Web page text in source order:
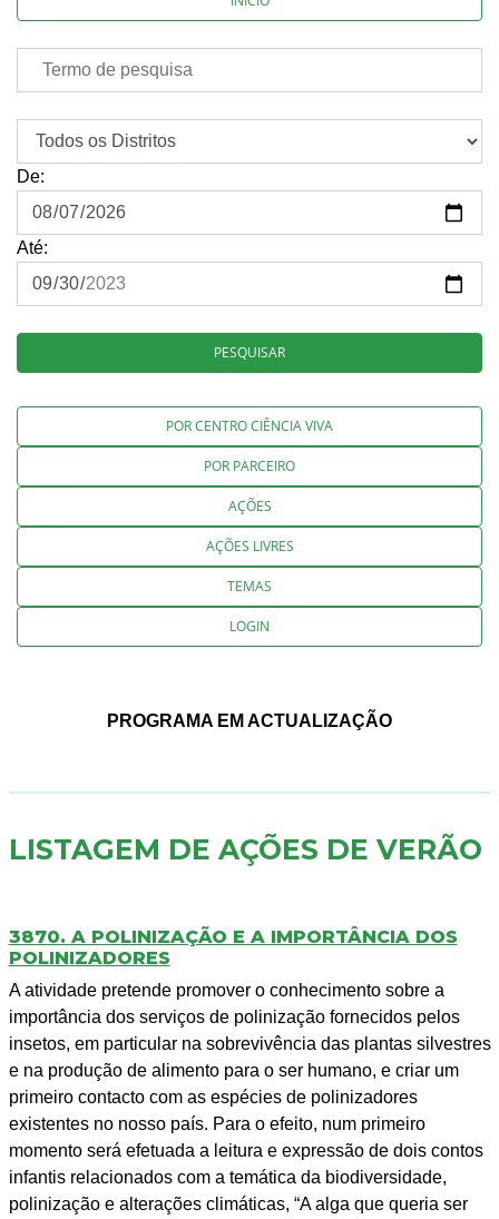
De:
Até:
PESQUISAR
POR CENTRO CIÊNCIA VIVA
POR PARCEIRO
AÇÕES
AÇÕES LIVRES
TEMAS
LOGIN
PROGRAMA EM ACTUALIZAÇÃO
LISTAGEM DE AÇÕES DE VERÃO
3870. A POLINIZAÇÃO E A IMPORTÂNCIA DOS
POLINIZADORES
A atividade pretende promover o conhecimento sobre a
importância dos serviços de polinização fornecidos pelos
insetos, em particular na sobrevivência das plantas silvestres
e na produção de alimento para o ser humano, e criar um
primeiro contacto com as espécies de polinizadores
existentes no nosso país. Para o efeito, num primeiro
momento será efetuada a leitura e expressão de dois contos
infantis relacionados com a temática da biodiversidade,
polinização e alterações climáticas, “A alga que queria ser